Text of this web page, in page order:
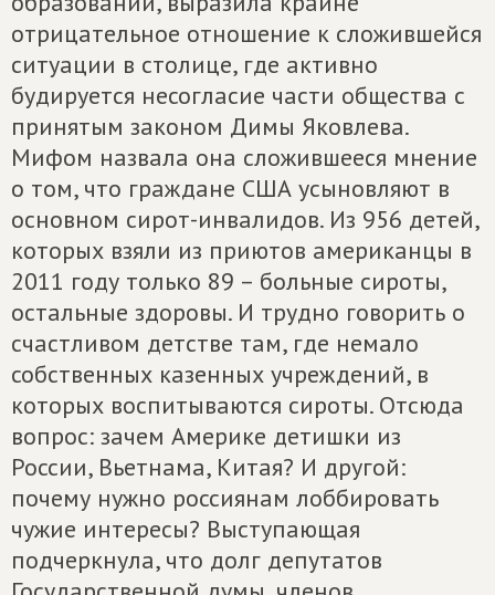
отрицательное отношение к сложившейся
ситуации в столице, где активно
будируется несогласие части общества с
принятым законом Димы Яковлева.
Мифом назвала она сложившееся мнение
о том, что граждане США усыновляют в
основном сирот-инвалидов. Из 956 детей,
которых взяли из приютов американцы в
2011 году только 89 – больные сироты,
остальные здоровы. И трудно говорить о
счастливом детстве там, где немало
собственных казенных учреждений, в
которых воспитываются сироты. Отсюда
вопрос: зачем Америке детишки из
России, Вьетнама, Китая? И другой:
почему нужно россиянам лоббировать
чужие интересы? Выступающая
подчеркнула, что долг депутатов